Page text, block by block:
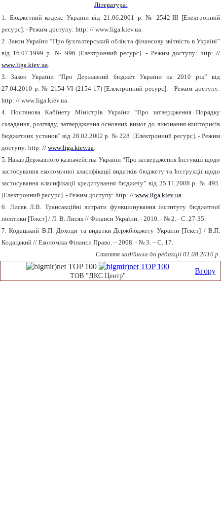
Література:
1. Бюджетний кодекс України від 21.06.2001 р. № 2542-ІІІ [Електронний
ресурс]. - Режим доступу: http: // www.liga. kiev.ua
2. Закон України “Про бухгалтерський облік та фінансову звітність в Україні”
від 16.07.1999 р. № 996 [Електронний ресурс]. - Режим доступу: http://
www.liga kiev ua
3. Закон України “Про Державний бюджет України на 2010 рік” від
27.04.2010 р. № 2154-VI(21 54-17) [Електронний ресурс]. - Режим доступу:
http: // www.liga. kiev.ua
4.Постанова Кабінету Міністрів України “Про затвердження Порядку
складання, розгляду, затвердження основних вимог до виконання кошторисів
бюджетних установ” від 28 .02. 2002 р. № 228 [Електронний ресурс]. - Режим
доступу: http: // www.liga. kiev.ua
5. Наказ Державного казначейства України “Про затвердження Інстукції щодо
застосування економічної класифікації видатків бюджету та Інструкції щодо
застосування класифікації кредитування бюджету” від 25.11.2008 р. № 495
[Електронний ресурс]. - Режим доступу: http: // www.liga kiev ua
6. Лисяк Л.В. Трансакційні витрати функціонування інституту бюджетної
політики [Текст] / Л. В. Лисяк // Фінанси України. - 2010. - № 2. - С. 27-35.
7. Кодацький В.П. Доходи та видатки Держбюджету України [Текст] / В.П.
Кодацький // Економіка Фінанси Право. – 2008. - № 3. – С. 17.
Стаття надійшла до редакції 01.08.2010 р.
Вгору
ТОВ "ДКС Центр"